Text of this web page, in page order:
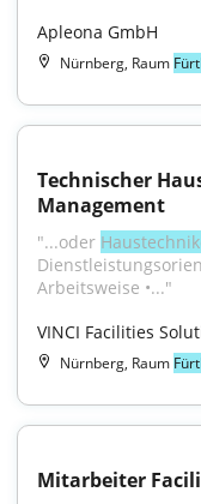
Apleona GmbH
Nürnberg, Raum
Technischer
Management
"...oder
Arbeitsweise •..."
VINCI Facilities
Nürnberg, Raum
Mitarbeiter